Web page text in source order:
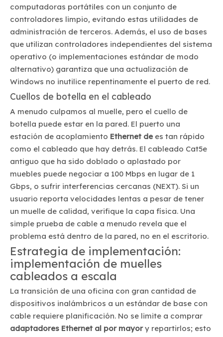
computadoras portátiles con un conjunto de
controladores limpio, evitando estas utilidades de
administración de terceros. Además, el uso de bases
que utilizan controladores independientes del sistema
operativo (o implementaciones estándar de modo
alternativo) garantiza que una actualización de
Windows no inutilice repentinamente el puerto de red.
Cuellos de botella en el cableado
A menudo culpamos al muelle, pero el cuello de
botella puede estar en la pared. El puerto una
estación de acoplamiento Ethernet de es tan rápido
como el cableado que hay detrás. El cableado Cat5e
antiguo que ha sido doblado o aplastado por
muebles puede negociar a 100 Mbps en lugar de 1
Gbps, o sufrir interferencias cercanas (NEXT). Si un
usuario reporta velocidades lentas a pesar de tener
un muelle de calidad, verifique la capa física. Una
simple prueba de cable a menudo revela que el
problema está dentro de la pared, no en el escritorio.
Estrategia de implementación:
implementación de muelles
cableados a escala
La transición de una oficina con gran cantidad de
dispositivos inalámbricos a un estándar de base con
cable requiere planificación. No se limite a comprar
adaptadores Ethernet al por mayory repartirlos; esto